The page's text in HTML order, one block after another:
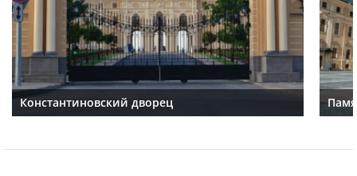
Константиновский дворец